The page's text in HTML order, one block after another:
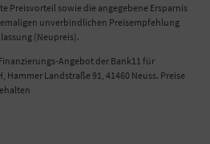
Preisvorteil sowie die angegebene Ersparnis
unverbindlichen Preisempfehlung
(Neupreis).
Angebot der Bank11 für
Landstraße 91, 41460 Neuss. Preise